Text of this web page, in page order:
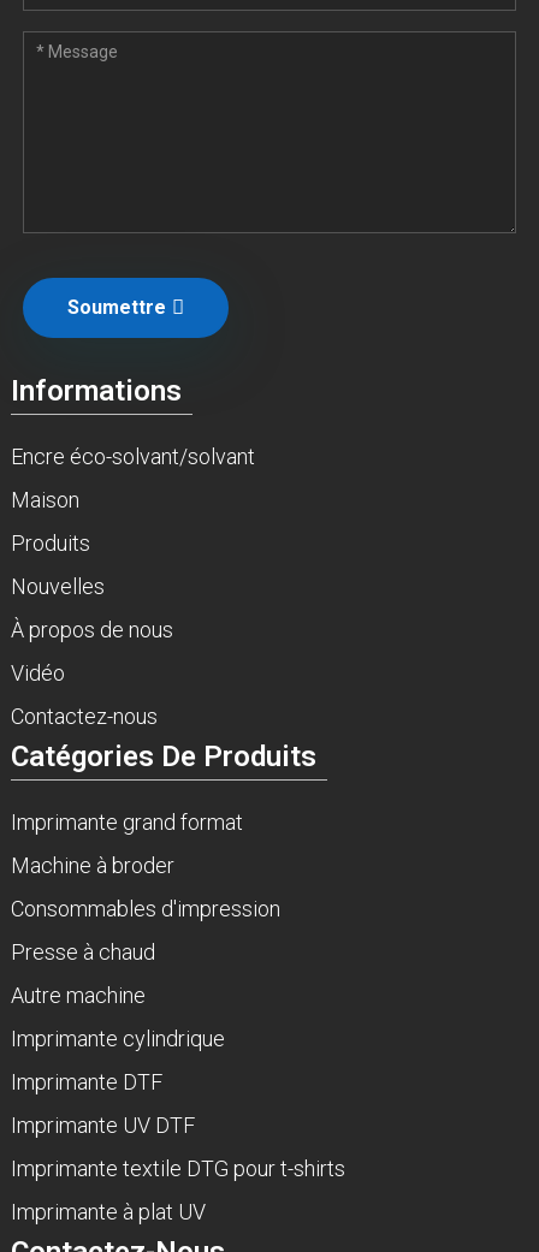
Soumettre
Informations
Encre éco-solvant/solvant
Maison
Produits
Nouvelles
À propos de nous
Vidéo
Contactez-nous
Catégories De Produits
Imprimante grand format
Machine à broder
Consommables d'impression
Presse à chaud
Autre machine
Imprimante cylindrique
Imprimante DTF
Imprimante UV DTF
Imprimante textile DTG pour t-shirts
Imprimante à plat UV